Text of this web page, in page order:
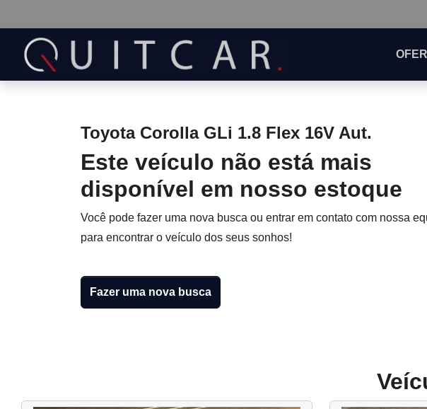
Toyota Corolla GLi 1.8 Flex 16V Aut.
Este veículo não está mais
disponível em nosso estoque
Você pode fazer uma nova busca ou entrar em contato com nossa
para encontrar o veículo dos seus sonhos!
Fazer uma nova busca